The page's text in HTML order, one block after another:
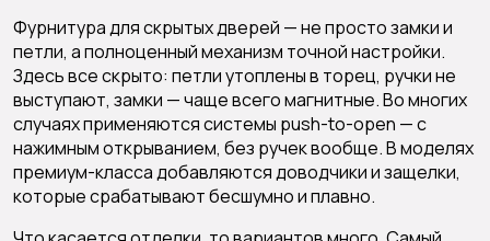
Фурнитура для скрытых дверей — не просто замки и
петли, а полноценный механизм точной настройки.
Здесь все скрыто: петли утоплены в торец, ручки не
выступают, замки — чаще всего магнитные. Во многих
случаях применяются системы push-to-open — с
нажимным открыванием, без ручек вообще. В моделях
премиум-класса добавляются доводчики и защелки,
которые срабатывают бесшумно и плавно.